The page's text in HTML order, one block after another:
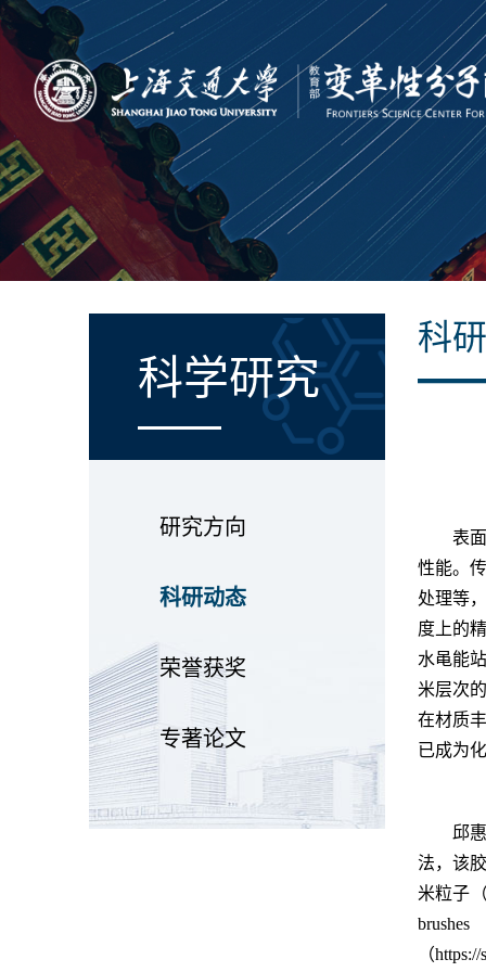
科学研究
研究方向
科研动态
荣誉获奖
专著论文
科
表
性能。
处理等
度上的
水黾能
米层次
在材质
已成为
邱
法，该
米粒子
（